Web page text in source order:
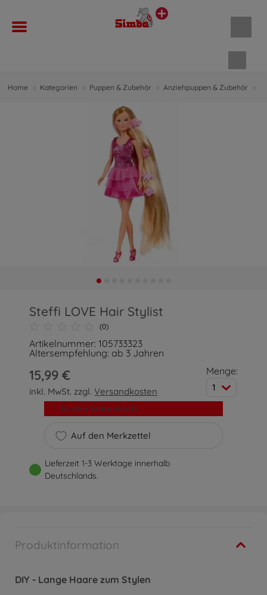
Home Kategorien Puppen & Zubehör Anziehpuppen & Zubehör
Steffi LOVE Hair Stylist
(0)
Artikelnummer: 105733323
Altersempfehlung: ab 3 Jahren
15,99 €
inkl. MwSt. zzgl.Versandkosten
Menge:
1
Auf den Merkzettel
In den Warenkorb
Lieferzeit 1-3 Werktage innerhalb
Deutschlands.
Produktinformation
DIY - Lange Haare zum Stylen